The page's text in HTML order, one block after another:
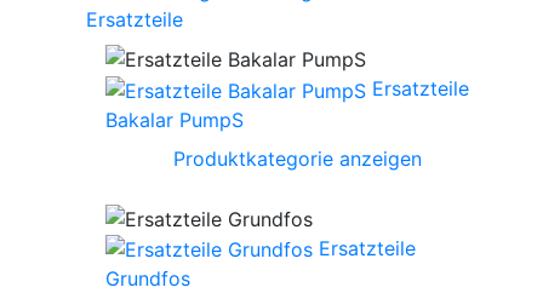
Ersatzteile
Ersatzteile
Bakalar PumpS
Produktkategorie anzeigen
Ersatzteile
Grundfos